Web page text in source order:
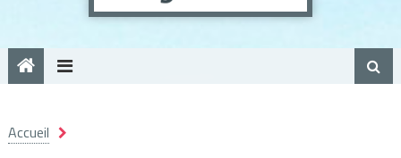
Accueil